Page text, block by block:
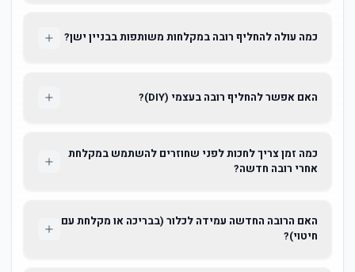
כמה עולה להחליף רובה במקלחות משותפות בבניין ישן?
האם אפשר להחליף רובה בעצמי (DIY)?
כמה זמן צריך לחכות לפני שחוזרים להשתמש במקלחת
אחרי רובה חדשה?
האם הרובה החדשה עמידה לכלור (בבריכה או מקלחת עם
חיטוי)?